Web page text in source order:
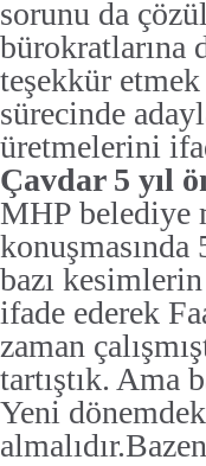
sorunu da
bürokratlarına
teşekkür
sürecinde
üretmelerini
Çavdar 5 yıl
MHP belediye
bazı
ifade ederek
zaman
tartıştık. Ama
Yeni